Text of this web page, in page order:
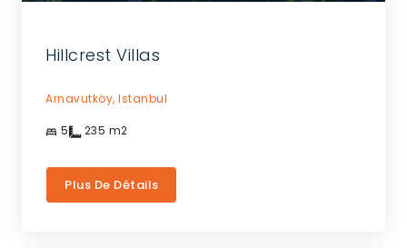
Hillcrest Villas
Arnavutköy, Istanbul
5 235 m2
Plus De Détails